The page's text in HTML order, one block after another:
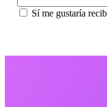
Sí me gustaría